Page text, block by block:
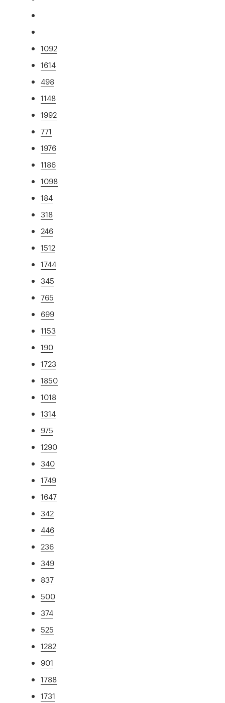
1092
1614
498
1148
1992
771
1976
1186
1098
184
318
246
1512
1744
345
765
699
1153
190
1723
1850
1018
1314
975
1290
340
1749
1647
342
446
236
349
837
500
374
525
1282
901
1788
1731